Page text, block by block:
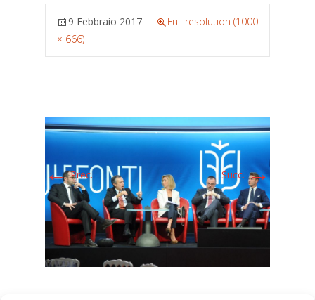
9 Febbraio 2017
Full resolution (1000
× 666)
←Prec. Succ. →